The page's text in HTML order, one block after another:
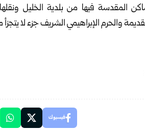
المقدسة فيها من بلدية الخليل
والحرم الإبراهيمي الشريف جزء لا
فيسبوك